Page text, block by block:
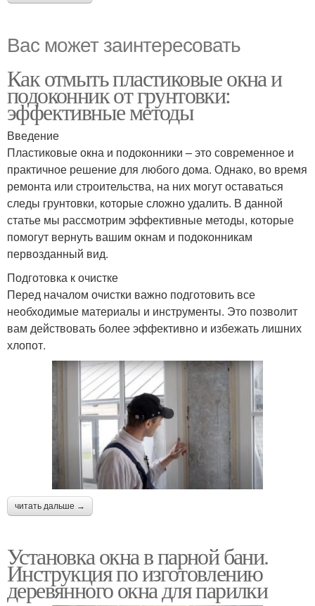
Вас может заинтересовать
Как отмыть пластиковые окна и
подоконник от грунтовки:
эффективные методы
Введение
Пластиковые окна и подоконники – это современное и
практичное решение для любого дома. Однако, во время
ремонта или строительства, на них могут оставаться
следы грунтовки, которые сложно удалить. В данной
статье мы рассмотрим эффективные методы, которые
помогут вернуть вашим окнам и подоконникам
первозданный вид.
Подготовка к очистке
Перед началом очистки важно подготовить все
необходимые материалы и инструменты. Это позволит
вам действовать более эффективно и избежать лишних
хлопот.
читать дальше →
Установка окна в парной бани.
Инструкция по изготовлению
деревянного окна для парилки